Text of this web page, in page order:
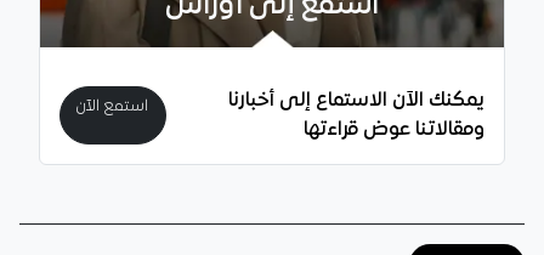
يمكنك الآن الاستماع إلى أخبارنا
ومقالاتنا عوض قراءتها
استمع الآن